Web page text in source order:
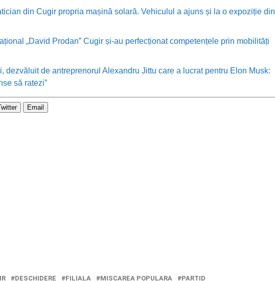
din Cugir propria mașină solară. Vehiculul a ajuns și la o expoziție din
„David Prodan” Cugir și-au perfecționat competențele prin mobilități
dezvăluit de antreprenorul Alexandru Jittu care a lucrat pentru Elon Musk:
să ratezi”
Email
DESCHIDERE FILIALA MISCAREA POPULARA PARTID